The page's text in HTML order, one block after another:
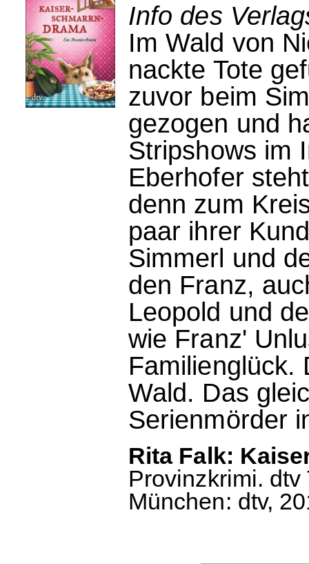
Info des
Im Wald von
nackte Tote
zuvor beim
gezogen und
Stripshows im
Eberhofer
denn zum
paar ihrer
Simmerl und
den Franz,
Leopold und
wie Franz'
Familienglück.
Wald. Das
Serienmörder
Rita Falk:
Provinzkrimi. dtv
München: dtv,